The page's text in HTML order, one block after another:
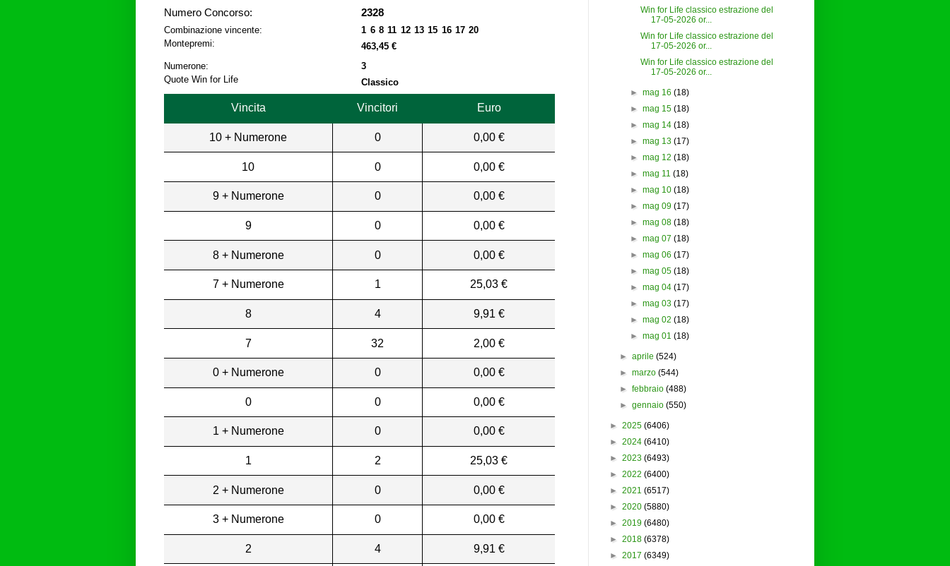
Numero Concorso: 2328
Combinazione vincente:
1 6 8 11 12 13 15 16 17 20
Montepremi:
463,45 €
Numerone:
3
Quote Win for Life
Classico
Vincita Vincitori Euro
10 + Numerone 0 0,00 €
10 0 0,00 €
9 + Numerone 0 0,00 €
9 0 0,00 €
8 + Numerone 0 0,00 €
7 + Numerone 1 25,03 €
8 4 9,91 €
7 32 2,00 €
0 + Numerone 0 0,00 €
0 0 0,00 €
1 + Numerone 0 0,00 €
1 2 25,03 €
2 + Numerone 0 0,00 €
3 + Numerone 0 0,00 €
2 4 9,91 €
Win for Life classico estrazione del
17-05-2026 or...
Win for Life classico estrazione del
17-05-2026 or...
Win for Life classico estrazione del
17-05-2026 or...
► mag 16 (18)
► mag 15 (18)
► mag 14 (18)
► mag 13 (17)
► mag 12 (18)
► mag 11 (18)
► mag 10 (18)
► mag 09 (17)
► mag 08 (18)
► mag 07 (18)
► mag 06 (17)
► mag 05 (18)
► mag 04 (17)
► mag 03 (17)
► mag 02 (18)
► mag 01 (18)
►aprile (524)
►marzo (544)
►febbraio (488)
►gennaio (550)
► 2025 (6406)
► 2024 (6410)
► 2023 (6493)
► 2022 (6400)
► 2021 (6517)
► 2020 (5880)
► 2019 (6480)
► 2018 (6378)
► 2017 (6349)